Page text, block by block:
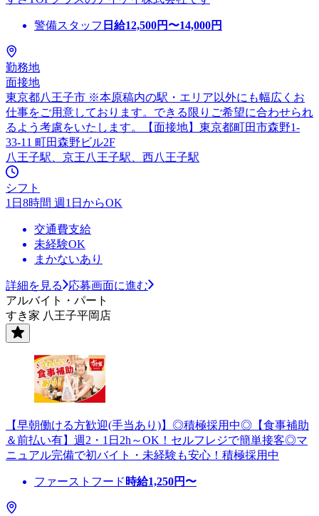
警備スタッフ 日給12,500円〜14,000円
勤務地
面接地
東京都八王子市 ※本原稿内の駅・エリア以外にも幅広くお
仕事をご用意しております。できる限りご希望に合わせられ
るよう考慮をいたします。【面接地】東京都町田市森野1-
33-11 町田森野ビル2F
八王子駅、京王八王子駅、西八王子駅
シフト
1日8時間 週1日からOK
交通費支給
未経験OK
まかないあり
詳細を見る
応募画面に進む
アルバイト・パート
すき家 八王子平岡店
【早朝働ける方歓迎(手当あり)】◎積極採用中◎【食事補助
＆前払い有】週2・1日2h～OK！セルフレジで簡単接客◎マ
ニュアル完備で初バイト・未経験も安心！積極採用中
ファーストフード 時給1,250円〜